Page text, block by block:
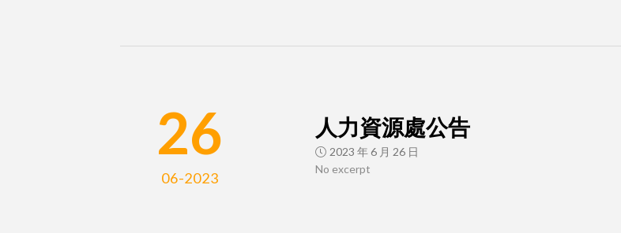
26
06-2023
人力資源處公告
2023 年 6 月 26 日
No excerpt